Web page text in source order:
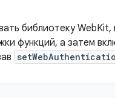
библиотеку WebKit,
функций, а затем